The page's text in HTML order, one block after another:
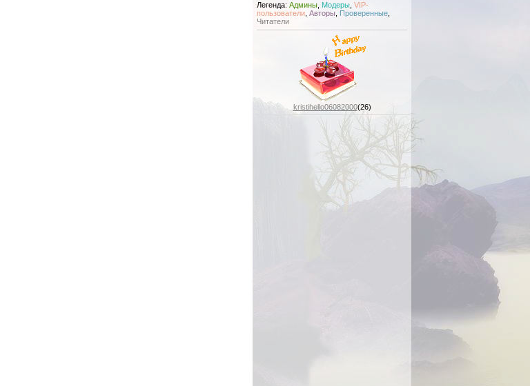
Легенда: Админы Модеры VIP-
пользователи Авторы Проверенные
Читатели
kristihello06082000(26)